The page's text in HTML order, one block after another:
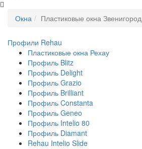
Окна Пластиковые окна Звенигород
Профили Rehau
Пластиковые окна Рехау
Профиль Blitz
Профиль Delight
Профиль Grazio
Профиль Brilliant
Профиль Constanta
Профиль Geneo
Профиль Intelio 80
Профиль Diamant
Rehau Intelio Slide